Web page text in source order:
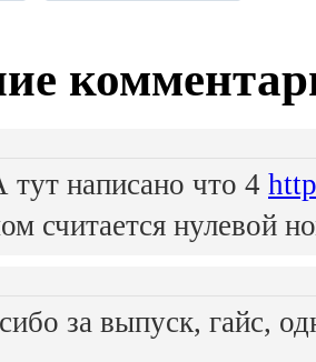
тут написано что 4
считается нулевой
за выпуск, гайс,